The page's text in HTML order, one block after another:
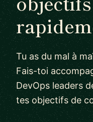
Tu as du mal à
Fais-toi
DevOps leaders
tes objectifs de